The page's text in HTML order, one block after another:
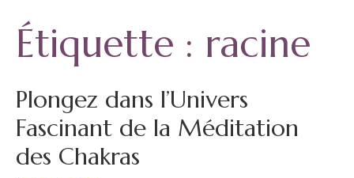
Étiquette : racine
Plongez dans l’Univers
Fascinant de la Méditation
des Chakras